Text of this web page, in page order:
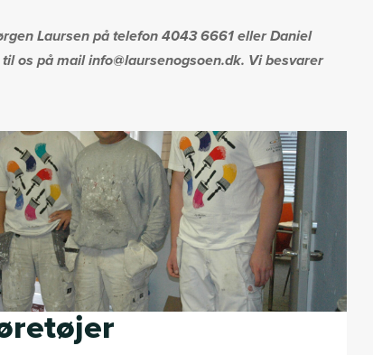
Laursen på telefon 4043 6661 eller Daniel
os på mail info@laursenogsoen.dk. Vi besvarer